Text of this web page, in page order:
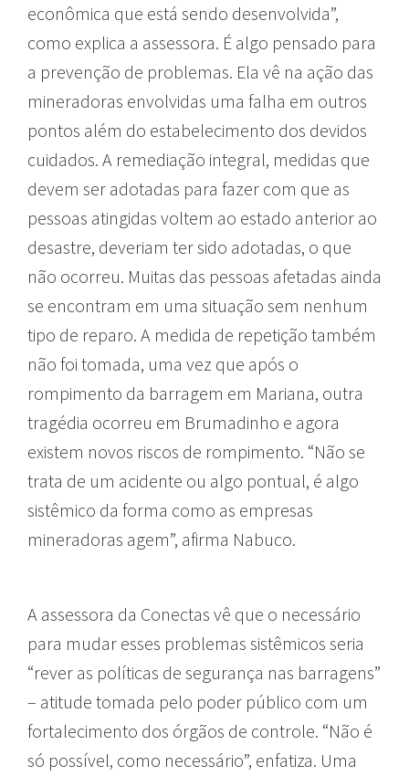
econômica que está sendo desenvolvida”,
como explica a assessora. É algo pensado para
a prevenção de problemas. Ela vê na ação das
mineradoras envolvidas uma falha em outros
pontos além do estabelecimento dos devidos
cuidados. A remediação integral, medidas que
devem ser adotadas para fazer com que as
pessoas atingidas voltem ao estado anterior ao
desastre, deveriam ter sido adotadas, o que
não ocorreu. Muitas das pessoas afetadas ainda
se encontram em uma situação sem nenhum
tipo de reparo. A medida de repetição também
não foi tomada, uma vez que após o
rompimento da barragem em Mariana, outra
tragédia ocorreu em Brumadinho e agora
existem novos riscos de rompimento. “Não se
trata de um acidente ou algo pontual, é algo
sistêmico da forma como as empresas
mineradoras agem”, afirma Nabuco.
A assessora da Conectas vê que o necessário
para mudar esses problemas sistêmicos seria
“rever as políticas de segurança nas barragens”
– atitude tomada pelo poder público com um
fortalecimento dos órgãos de controle. “Não é
só possível, como necessário”, enfatiza. Uma